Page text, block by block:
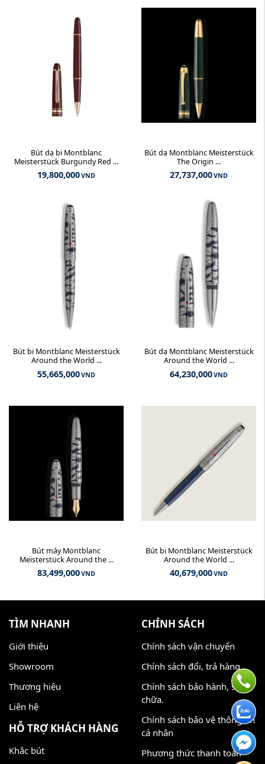
Bút dạ bi Montblanc
Meisterstück Burgundy Red ...
19,800,000VND
Bút dạ Montblanc Meisterstück
The Origin ...
27,737,000VND
Bút bi Montblanc Meisterstück
Around the World ...
55,665,000VND
Bút dạ Montblanc Meisterstück
Around the World ...
64,230,000VND
Bút máy Montblanc
Meisterstück Around the ...
83,499,000VND
Bút bi Montblanc Meisterstück
Around the World ...
40,679,000VND
TÌM NHANH
Giới thiệu
Showroom
Thương hiệu
Liên hệ
HỖ TRỢ KHÁCH HÀNG
Khắc bút
CHÍNH SÁCH
Chính sách vận chuyển
Chính sách đổi, trả hàng
Chính sách bảo hành, sửa
chữa.
Chính sách bảo vệ thông tin
cá nhân
Phương thức thanh toán